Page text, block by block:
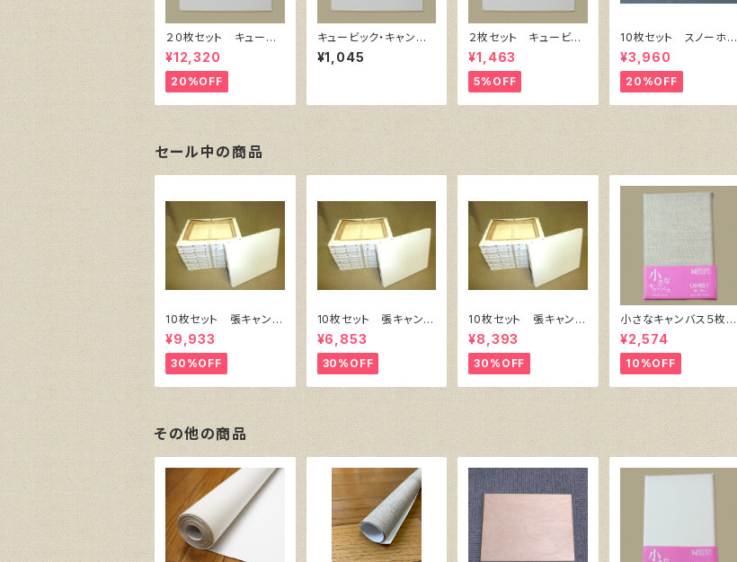
２０枚セット キュービ
ック・キャンバス白（縦2
00㎜×横200㎜×厚38
㎜）
¥12,320
20%OFF
キュービック・キャンバ
ス白（縦300㎜×横300
㎜×厚38㎜）
¥1,045
２枚セット キュービッ
ク・キャンバス白（縦20
0㎜×横200㎜×厚38
㎜）
¥1,463
5%OFF
10枚セット スノーホワ
イト・キャンバスボー
ド F4 サイズ 333
㎜x242㎜
¥3,960
20%OFF
セール中の商品
10枚セット 張キャンバ
ス SnowWhite SPC
（綿・ポリエステル）F8
455㎜×380㎜
¥9,933
30%OFF
10枚セット 張キャンバ
ス SnowWhite SPC
（綿・ポリエステル）F4
333㎜×242㎜
¥6,853
30%OFF
10枚セット 張キャンバ
ス SnowWhite SPC
（綿・ポリエステル）F6
410㎜×318㎜
¥8,393
30%OFF
小さなキャンバス５枚セ
ット（麻キャンバス裏面
張り）
¥2,574
10%OFF
その他の商品